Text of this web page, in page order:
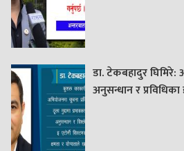
डा. टेकबहादुर
अनुसन्धान र प्रविधिका